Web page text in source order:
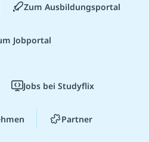
Zum Ausbildungsportal
Jobportal
Jobs bei Studyflix
Partner